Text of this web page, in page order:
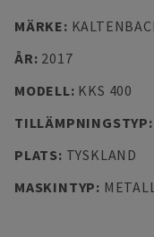
MÄRKE:
ÅR: 2017
MODELL: KKS 400
TILLÄMPNINGSTYP:
PLATS: TYSKLAND
MASKINTYP: